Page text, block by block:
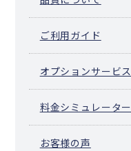
ご利用ガイド
オプションサービス
料金シミュレーター
お客様の声